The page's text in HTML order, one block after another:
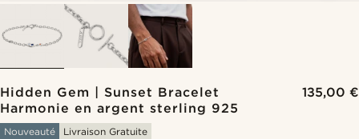
Hidden Gem | Sunset Bracelet
Harmonie en argent sterling 925
135,00 €
Nouveauté
Livraison Gratuite